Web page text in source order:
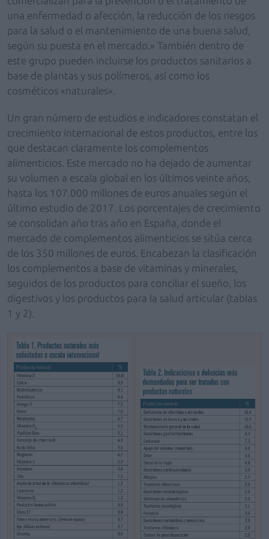
una enfermedad o afección, la reducción de los riesgos
para la salud o el mantenimiento de una buena salud,
según su puesta en el mercado.» También dentro de
este grupo pueden incluirse los productos sanitarios a
base de plantas y sus polímeros, así como los
cosméticos «naturales».
Un gran número de estudios e indicadores constatan el
crecimiento internacional de estos productos, entre los
que destacan claramente los complementos
alimenticios. Este mercado no ha dejado de aumentar
su volumen a escala global en los últimos veinte años,
hasta los 107.000 millones de euros anuales según el
último estudio de 2017. Los porcentajes de crecimiento
se consolidan año tras año en España, donde el
mercado de complementos alimenticios se sitúa cerca
de los 350 millones de euros. Encabezan la clasificación
los complementos a base de vitaminas y minerales,
seguidos de los productos para conciliar el sueño, los
digestivos y los productos para la salud articular (tablas
1 y 2).